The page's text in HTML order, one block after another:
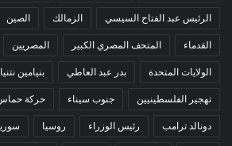
الرئيس عبد الفتاح السيسي الزمالك الصين
القدماء المتحف المصري الكبير المصريين
الولايات المتحدة بدر عبد العاطي بنيامين
تهجير الفلسطينيين جنوب سيناء حركة
دونالد ترامب رئيس الوزراء روسيا